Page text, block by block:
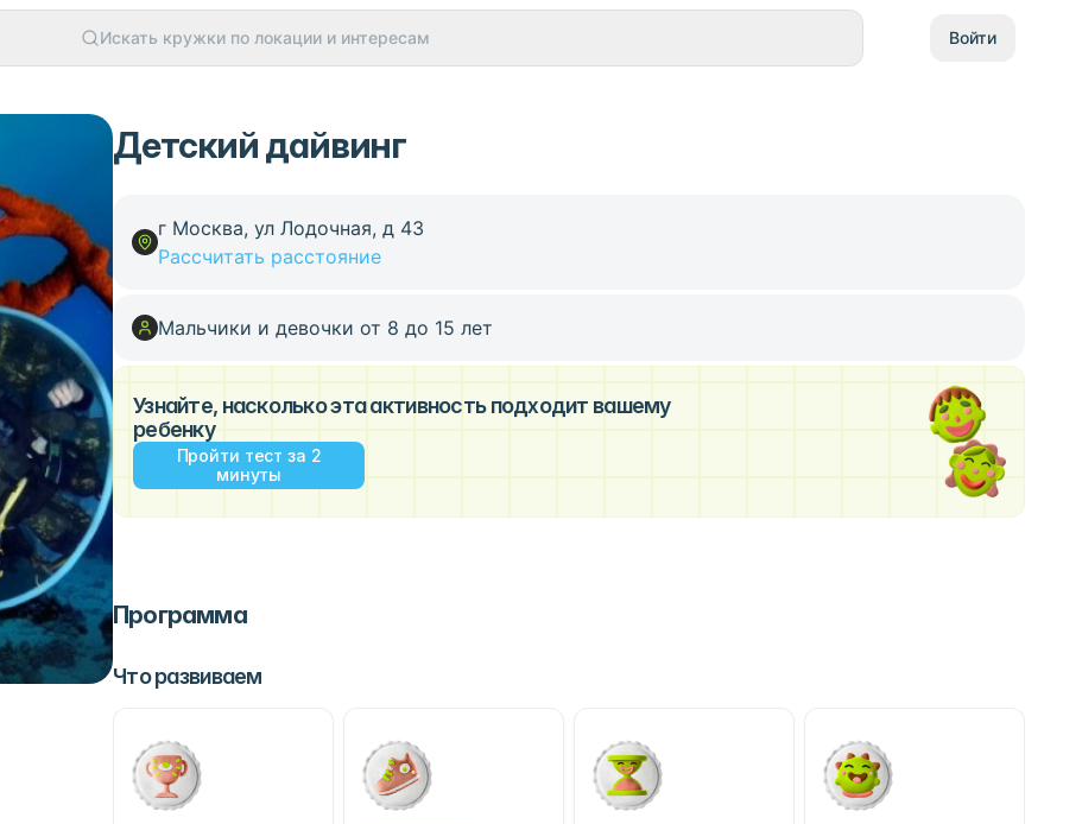
Искать кружки по локации и интересам Войти
Детский дайвинг
г Москва, ул Лодочная, д 43
Рассчитать расстояние
Мальчики и девочки от 8 до 15 лет
Узнайте, насколько эта активность подходит вашему
ребенку
Пройти тест за 2
минуты
Программа
Что развиваем